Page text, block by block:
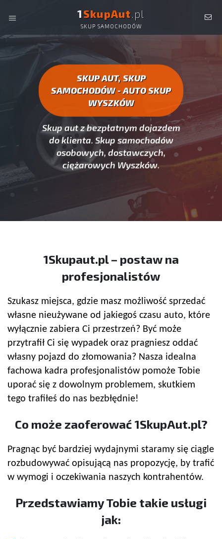
1SkupAut.pl
SKUP SAMOCHODÓW
AUTO SKUP WYSZKÓW -
SAMOCHODÓW WYSZKÓW
SKUP AUT, SKUP
SAMOCHODÓW - AUTO SKUP
WYSZKÓW
Skup aut z bezpłatnym dojazdem
do klienta. Skup samochodów
osobowych, dostawczych,
ciężarowych Wyszków.
1Skupaut.pl – postaw na
profesjonalistów
Szukasz miejsca, gdzie masz możliwość sprzedać
własne nieużywane od jakiegoś czasu auto, które
wyłącznie zabiera Ci przestrzeń? Być może
przytrafił Ci się wypadek oraz pragniesz oddać
własny pojazd do złomowania? Nasza idealna
fachowa kadra profesjonalistów pomoże Tobie
uporać się z dowolnym problemem, skutkiem
tego trafiłeś do nas bezbłędnie!
Co może zaoferować 1SkupAut.pl?
Pragnąc być bardziej wydajnymi staramy się ciągle
rozbudowywać opisującą nas propozycję, by trafić
w wymogi i oczekiwania naszych kontrahentów.
Przedstawiamy Tobie takie usługi
jak: